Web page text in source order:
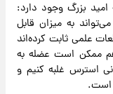
امید بزرگ وجود دارد:
به میزان قابل
علمی ثابت کرده‌اند
دهه ۹۰ زندگی‌شان هم ممکن است عضله به
استرس غلبه کنیم و
است.